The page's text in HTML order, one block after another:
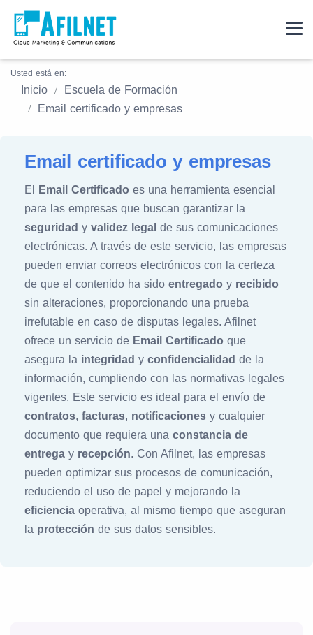
Usted está en:
Inicio
Escuela de Formación
Email certificado y empresas
Email certificado y empresas
El Email Certificado es una herramienta esencial
para las empresas que buscan garantizar la
seguridad y validez legal de sus comunicaciones
electrónicas. A través de este servicio, las empresas
pueden enviar correos electrónicos con la certeza
de que el contenido ha sido entregado y recibido
sin alteraciones, proporcionando una prueba
irrefutable en caso de disputas legales. Afilnet
ofrece un servicio de Email Certificado que
asegura la integridad y confidencialidad de la
información, cumpliendo con las normativas legales
vigentes. Este servicio es ideal para el envío de
contratos, facturas, notificaciones y cualquier
documento que requiera una constancia de
entrega y recepción. Con Afilnet, las empresas
pueden optimizar sus procesos de comunicación,
reduciendo el uso de papel y mejorando la
eficiencia operativa, al mismo tiempo que aseguran
la protección de sus datos sensibles.